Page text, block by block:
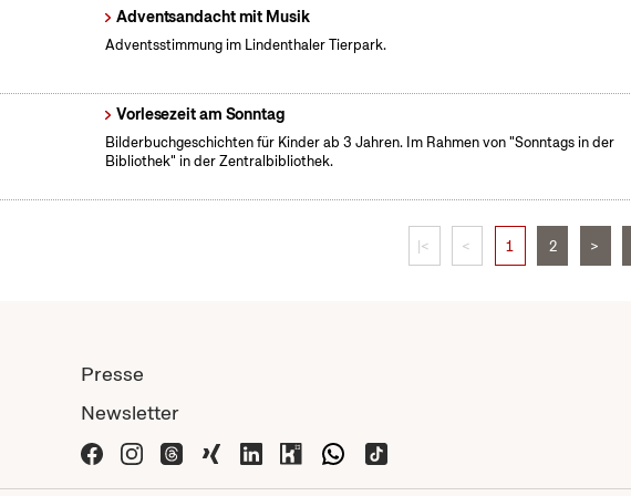
Adventsandacht mit Musik
Adventsstimmung im Lindenthaler Tierpark.
Vorlesezeit am Sonntag
Bilderbuchgeschichten für Kinder ab 3 Jahren. Im Rahmen von "Sonntags in der
Bibliothek" in der Zentralbibliothek.
|< < 1 2 >
Presse
Newsletter